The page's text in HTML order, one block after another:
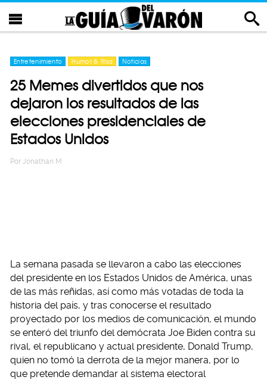
Entretenimiento Humor & Risa Noticias
25 Memes divertidos que nos
dejaron los resultados de las
elecciones presidenciales de
Estados Unidos
Por Jonathan M
La semana pasada se llevaron a cabo las elecciones
del presidente en los Estados Unidos de América, unas
de las más reñidas, así como más votadas de toda la
historia del país, y tras conocerse el resultado
proyectado por los medios de comunicación, el mundo
se enteró del triunfo del demócrata Joe Biden contra su
rival, el republicano y actual presidente, Donald Trump,
quien no tomó la derrota de la mejor manera, por lo
que pretende demandar al sistema electoral